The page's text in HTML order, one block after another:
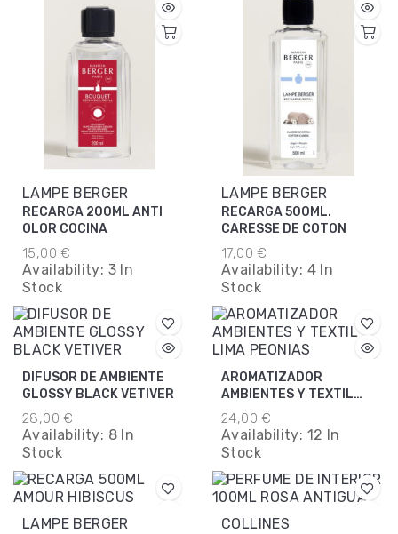
LAMPE BERGER
RECARGA 200ML ANTI
OLOR COCINA
15,00 €
Availability: 3 In
Stock
LAMPE BERGER
RECARGA 500ML.
CARESSE DE COTON
17,00 €
Availability: 4 In
Stock
DIFUSOR DE AMBIENTE
GLOSSY BLACK VETIVER
28,00 €
Availability: 8 In
Stock
AROMATIZADOR
AMBIENTES Y TEXTIL
LIMA PEONIAS
24,00 €
Availability: 12 In
Stock
LAMPE BERGER COLLINES